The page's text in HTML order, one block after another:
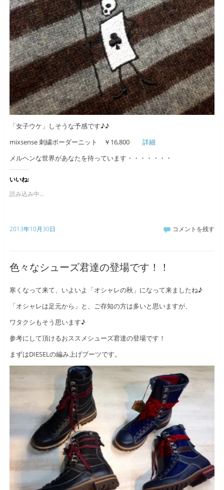
「女子ウケ」しそうな予感です♪♪
mixsense 刺繍ボーダーニット ￥16,800 詳細
メルヘンな世界があなたを待っています・・・・・・・
いいね:
読み込み中...
2013年10月30日 コメントを残す
色々なシューズ君達の登場です！！
寒くなって来て、いよいよ「オシャレの秋」になって来ましたね♪
「オシャレは足元から」と、ご存知の方は多いと思いますが、
ワタクシもそう思います♪
参考にして頂けるおススメシューズ君達の登場です！
まずはDIESELの編み上げブーツです。